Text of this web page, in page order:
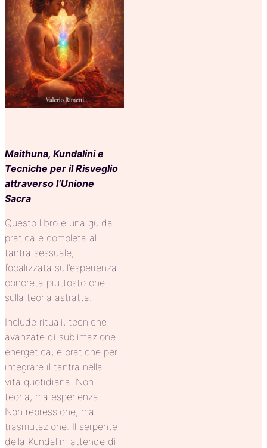
Maithuna, Kundalini e
Tecniche per il Risveglio
attraverso l’Unione
Sacra
Questo libro è una guida
pratica e completa al
tantra sessuale,
focalizzata sull’esperienza
concreta piuttosto che
sulla teoria astratta.
Include rituali, tecniche
avanzate di sublimazione
energetica, e pratiche per
integrare il tantra nella
vita quotidiana. Non
teoria, ma esperienza.
Non repressione, ma
trasmutazione. Il serpente
della Kundalini attende di